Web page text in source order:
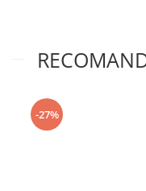
-27%